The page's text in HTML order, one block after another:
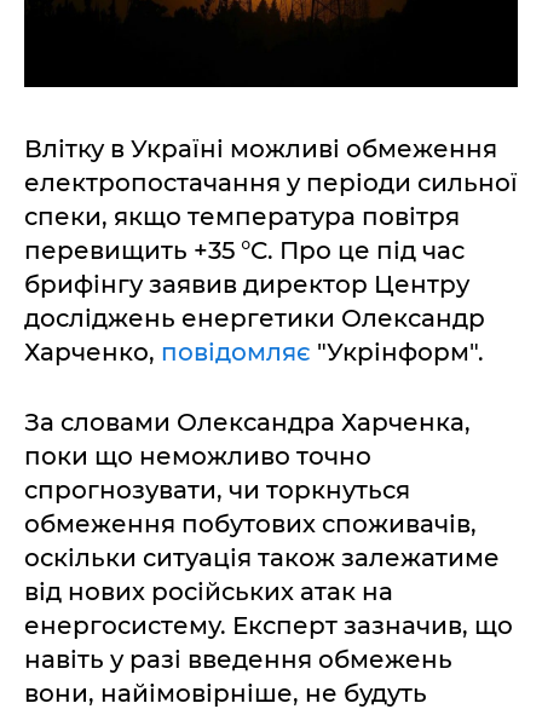
Влітку в Україні можливі обмеження
електропостачання у періоди сильної
спеки, якщо температура повітря
перевищить +35 °C. Про це під час
брифінгу заявив директор Центру
досліджень енергетики Олександр
Харченко, повідомляє "Укрінформ".
За словами Олександра Харченка,
поки що неможливо точно
спрогнозувати, чи торкнуться
обмеження побутових споживачів,
оскільки ситуація також залежатиме
від нових російських атак на
енергосистему. Експерт зазначив, що
навіть у разі введення обмежень
вони, найімовірніше, не будуть